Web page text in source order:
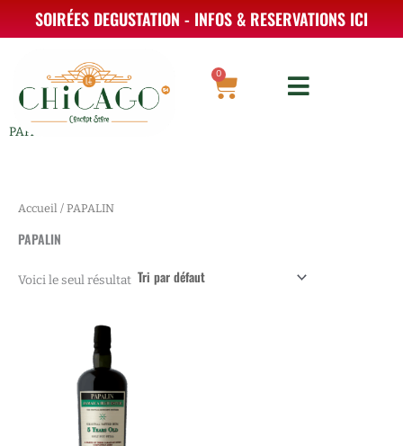
SOIRÉES DEGUSTATION - INFOS & RESERVATIONS ICI
0
Panier
PAPALIN
Accueil / PAPALIN
PAPALIN
Voici le seul résultat